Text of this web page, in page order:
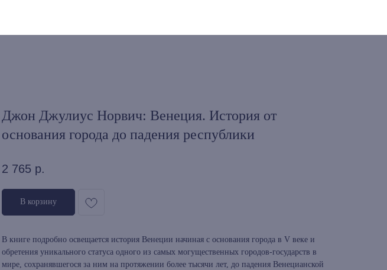
Джон Джулиус Норвич: Венеция. История от
основания города до падения республики
2 765 р.
В корзину
В книге подробно освещается история Венеции начиная с основания города в V веке и
обретения уникального статуса одного из самых могущественных городов-государств в
мире, сохранявшегося за ним на протяжении более тысячи лет, до падения Венецианской